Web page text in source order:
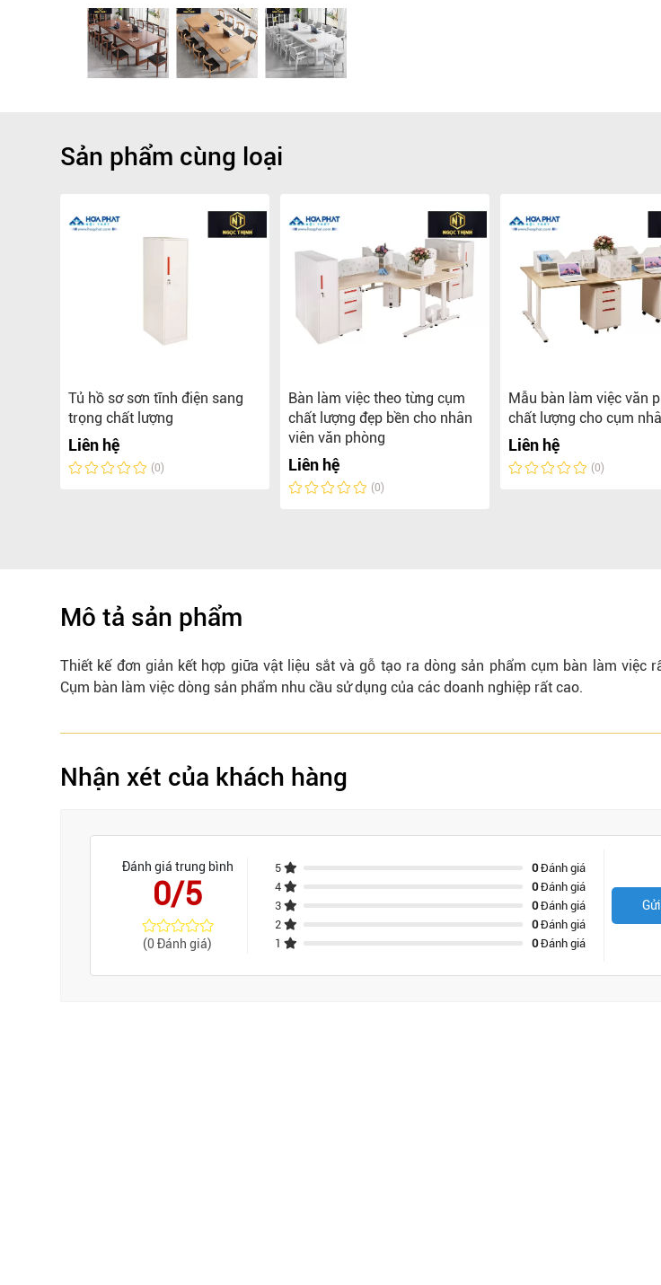
Sản phẩm cùng loại
Tủ hồ sơ sơn tĩnh điện sang
trọng chất lượng
Liên hệ
(0)
Bàn làm việc theo từng cụm
chất lượng đẹp bền cho nhân
viên văn phòng
Liên hệ
(0)
Mẫu bàn làm việc văn
chất lượng cho cụm
Liên hệ
(0)
Mô tả sản phẩm
Thiết kế đơn giản kết hợp giữa vật liệu sắt và gỗ tạo ra dòng sản phẩm cụm bàn làm việc
Cụm bàn làm việc dòng sản phẩm nhu cầu sử dụng của các doanh nghiệp rất cao.
Nhận xét của khách hàng
Đánh giá trung bình
0/5
(0 Đánh giá)
5 0Đánh giá
4
0Đánh giá
3
0Đánh giá
2
0Đánh giá
1
0Đánh giá